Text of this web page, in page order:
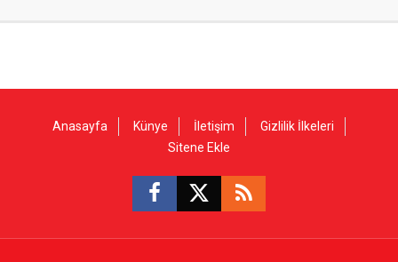
Anasayfa Künye İletişim
Gizlilik İlkeleri
Sitene Ekle